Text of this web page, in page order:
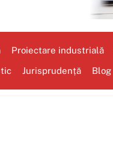
Proiectare industrială
Jurisprudență Blog